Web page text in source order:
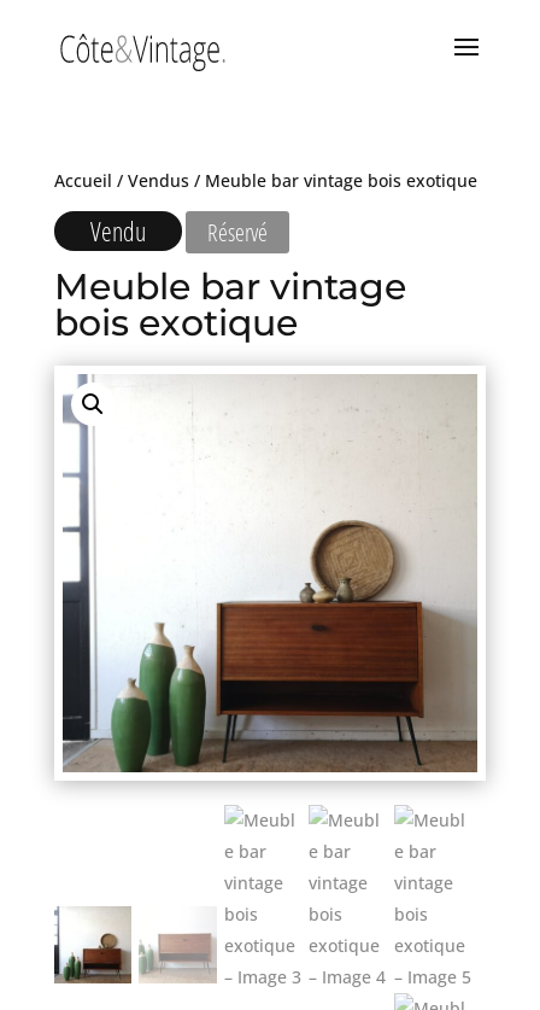
Accueil / Vendus/ Meuble bar vintage bois exotique
Vendu Réservé
Meuble bar vintage
bois exotique